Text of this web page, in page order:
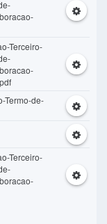
Terceiro-
Termo-de-
Terceiro-